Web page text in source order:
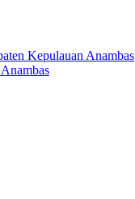
Kepulauan Anambas